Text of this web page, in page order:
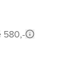
580,-